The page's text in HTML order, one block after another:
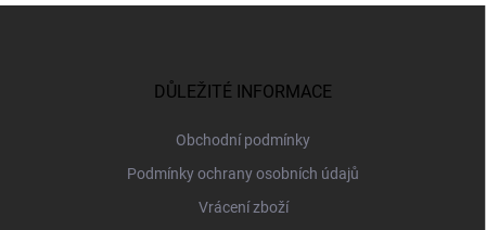
DŮLEŽITÉ INFORMACE
Obchodní podmínky
Podmínky ochrany osobních údajů
Vrácení zboží